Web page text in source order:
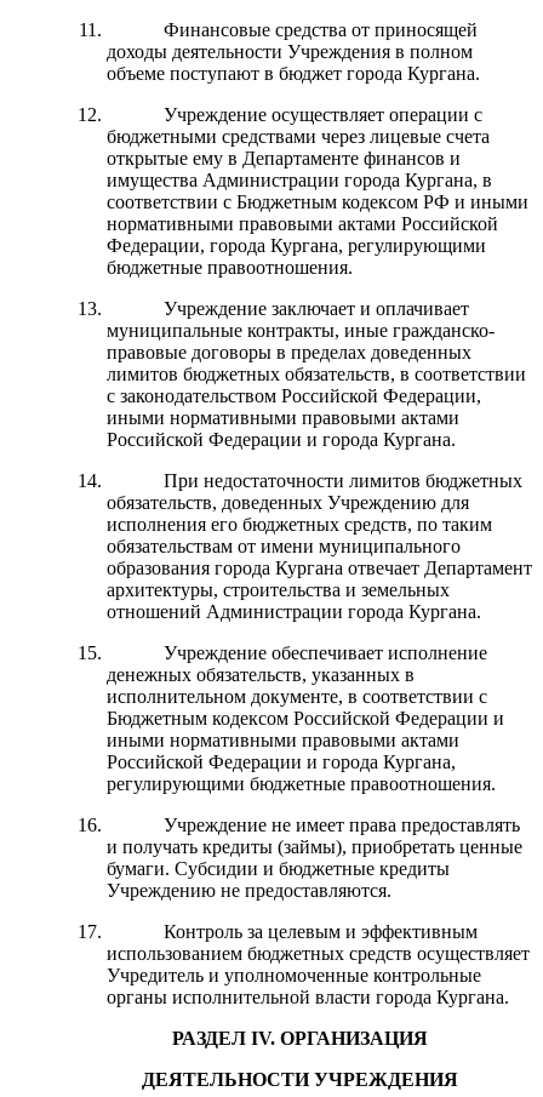
Финансовые средства от приносящей
доходы деятельности Учреждения в полном
объеме поступают в бюджет города Кургана.
Учреждение осуществляет операции с
бюджетными средствами через лицевые счета
открытые ему в Департаменте финансов и
имущества Администрации города Кургана, в
соответствии с Бюджетным кодексом РФ и иными
нормативными правовыми актами Российской
Федерации, города Кургана, регулирующими
бюджетные правоотношения.
Учреждение заключает и оплачивает
муниципальные контракты, иные гражданско-
правовые договоры в пределах доведенных
лимитов бюджетных обязательств, в соответствии
с законодательством Российской Федерации,
иными нормативными правовыми актами
Российской Федерации и города Кургана.
При недостаточности лимитов бюджетных
обязательств, доведенных Учреждению для
исполнения его бюджетных средств, по таким
обязательствам от имени муниципального
образования города Кургана отвечает Департамент
архитектуры, строительства и земельных
отношений Администрации города Кургана.
Учреждение обеспечивает исполнение
денежных обязательств, указанных в
исполнительном документе, в соответствии с
Бюджетным кодексом Российской Федерации и
иными нормативными правовыми актами
Российской Федерации и города Кургана,
регулирующими бюджетные правоотношения.
Учреждение не имеет права предоставлять
и получать кредиты (займы), приобретать ценные
бумаги. Субсидии и бюджетные кредиты
Учреждению не предоставляются.
Контроль за целевым и эффективным
использованием бюджетных средств осуществляет
Учредитель и уполномоченные контрольные
органы исполнительной власти города Кургана.
РАЗДЕЛ IV. ОРГАНИЗАЦИЯ
ДЕЯТЕЛЬНОСТИ УЧРЕЖДЕНИЯ